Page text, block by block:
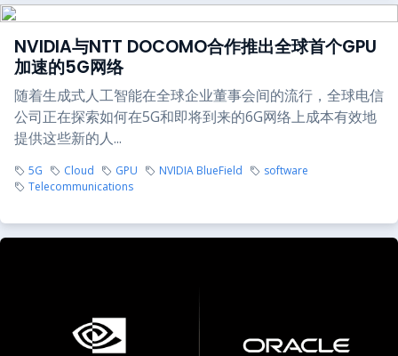
NVIDIA与NTT DOCOMO合作推出全球首个GPU
加速的5G网络
随着生成式人工智能在全球企业董事会间的流行，全球电信
公司正在探索如何在5G和即将到来的6G网络上成本有效地
提供这些新的人...
5G Cloud GPU NVIDIA BlueField
software
Telecommunications